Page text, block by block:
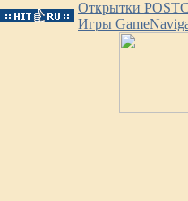
Открытки
Игры